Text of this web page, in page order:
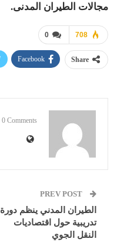
مجالات الطيران المدنى.
0 708
Share
Facebook
0 Comments
الطيران المدني ينظم دورة
تدريبية حول اقتصاديات
النقل الجوي